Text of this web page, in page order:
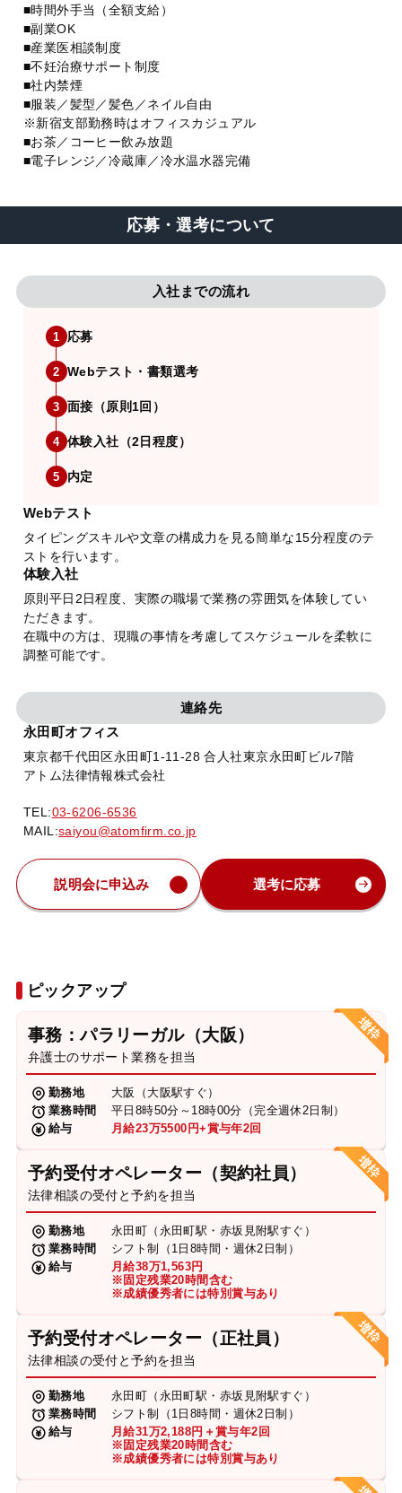
■時間外手当（全額支給）
■副業OK
■産業医相談制度
■不妊治療サポート制度
■社内禁煙
■服装／髪型／髪色／ネイル自由
※新宿支部勤務時はオフィスカジュアル
■お茶／コーヒー飲み放題
■電子レンジ／冷蔵庫／冷水温水器完備
応募・選考について
入社までの流れ
1 応募
2 Webテスト・書類選考
3 面接（原則1回）
4 体験入社（2日程度）
5 内定
Webテスト
タイピングスキルや文章の構成力を見る簡単な15分程度のテ
ストを行います。
体験入社
原則平日2日程度、実際の職場で業務の雰囲気を体験してい
ただきます。
在職中の方は、現職の事情を考慮してスケジュールを柔軟に
調整可能です。
連絡先
永田町オフィス
東京都千代田区永田町1-11-28 合人社東京永田町ビル7階
アトム法律情報株式会社
TEL:03-6206-6536
MAIL:saiyou@atomfirm.co.jp
説明会に申込み 選考に応募
ピックアップ
事務：パラリーガル（大阪）
弁護士のサポート業務を担当
勤務地
大阪（大阪駅すぐ）
業務時間
平日8時50分～18時00分（完全週休2日制）
給与
月給23万5500円+賞与年2回
予約受付オペレーター（契約社員）
法律相談の受付と予約を担当
勤務地
永田町（永田町駅・赤坂見附駅すぐ）
業務時間
シフト制（1日8時間・週休2日制）
給与
月給38万1,563円
※固定残業20時間含む
※成績優秀者には特別賞与あり
予約受付オペレーター（正社員）
法律相談の受付と予約を担当
勤務地
永田町（永田町駅・赤坂見附駅すぐ）
業務時間
シフト制（1日8時間・週休2日制）
給与
月給31万2,188円＋賞与年2回
※固定残業20時間含む
※成績優秀者には特別賞与あり